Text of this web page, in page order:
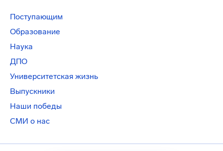
Поступающим
Образование
Наука
ДПО
Университетская жизнь
Выпускники
Наши победы
СМИ о нас